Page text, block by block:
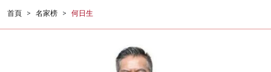
財經
生活
首頁 名家榜 何日生